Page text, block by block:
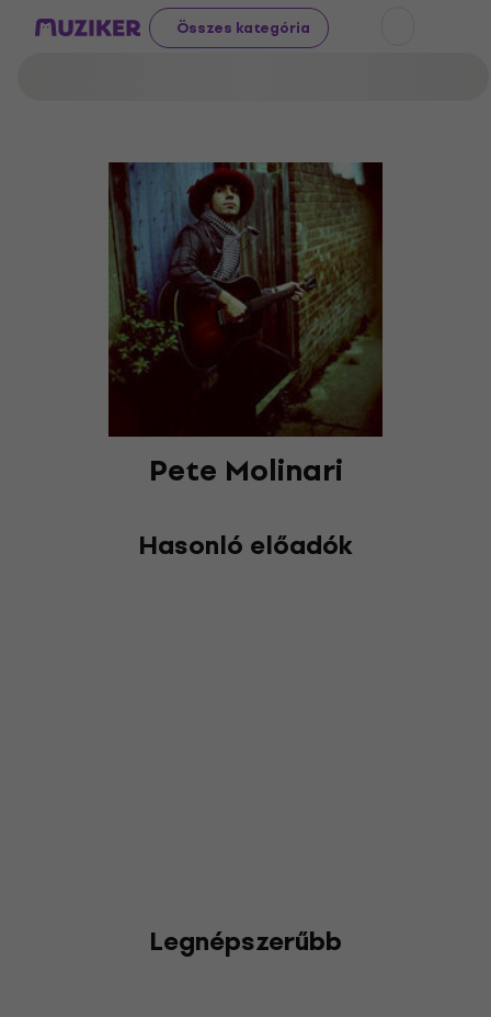
Összes kategória
Pete Molinari
Hasonló előadók
Legnépszerűbb